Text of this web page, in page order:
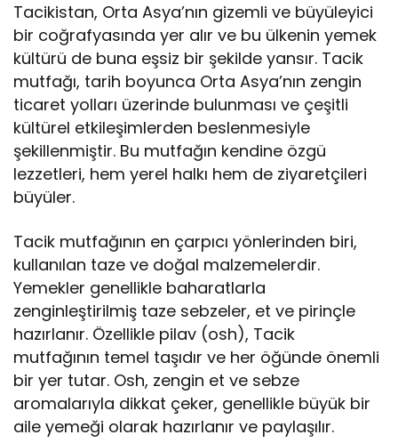
Tacikistan, Orta Asya’nın gizemli ve büyüleyici
bir coğrafyasında yer alır ve bu ülkenin yemek
kültürü de buna eşsiz bir şekilde yansır. Tacik
mutfağı, tarih boyunca Orta Asya’nın zengin
ticaret yolları üzerinde bulunması ve çeşitli
kültürel etkileşimlerden beslenmesiyle
şekillenmiştir. Bu mutfağın kendine özgü
lezzetleri, hem yerel halkı hem de ziyaretçileri
büyüler.
Tacik mutfağının en çarpıcı yönlerinden biri,
kullanılan taze ve doğal malzemelerdir.
Yemekler genellikle baharatlarla
zenginleştirilmiş taze sebzeler, et ve pirinçle
hazırlanır. Özellikle pilav (osh), Tacik
mutfağının temel taşıdır ve her öğünde önemli
bir yer tutar. Osh, zengin et ve sebze
aromalarıyla dikkat çeker, genellikle büyük bir
aile yemeği olarak hazırlanır ve paylaşılır.